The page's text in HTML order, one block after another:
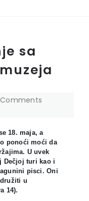
sa
18. maja, a
ponoći moći da
U uvek
Dečjoj turi kao i
pisci. Oni
u
14).